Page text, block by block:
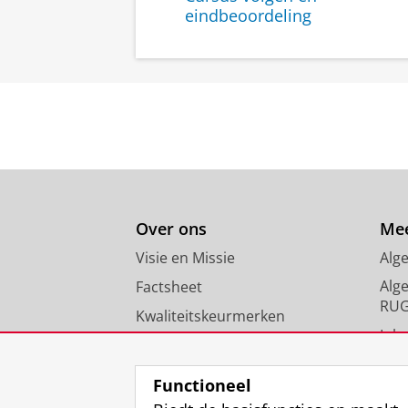
eindbeoordeling
Over ons
Visie en Missie
Factsheet
Kwaliteitskeurmerken
FAQ
Functioneel